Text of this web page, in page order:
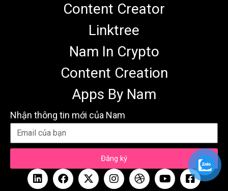
Content Creator
Linktree
Nam In Crypto
Content Creation
Apps By Nam
Nhận thông tin mới của Nam
Đăng ký